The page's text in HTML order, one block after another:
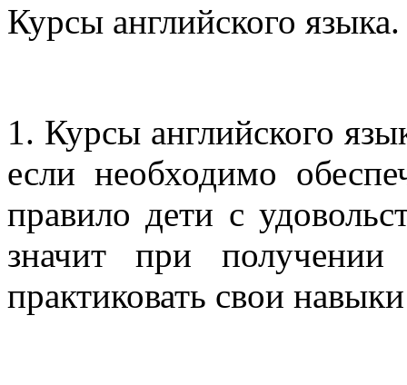
Курсы английского языка.
1. Курсы английского
если необходимо
правило дети с
значит при получении
практиковать свои